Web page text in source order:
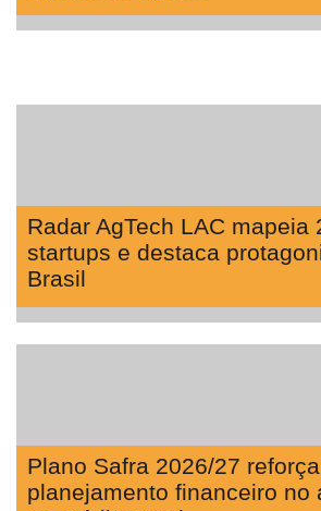
Radar AgTech LAC mapeia
startups e destaca
Brasil
Plano Safra 2026/27
planejamento financeiro no